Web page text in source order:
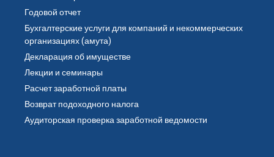
Годовой отчет
Бухгалтерские услуги для компаний и некоммерческих
организациях (амута)
Декларация об имуществе
Лекции и семинары
Расчет заработной платы
Возврат подоходного налога
Аудиторская проверка заработной ведомости